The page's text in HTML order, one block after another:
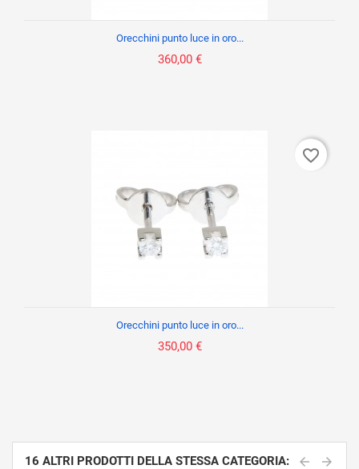
Orecchini punto luce in oro...
360,00 €
Orecchini punto luce in oro...
350,00 €
favorite_border
16 ALTRI PRODOTTI DELLA STESSA CATEGORIA: